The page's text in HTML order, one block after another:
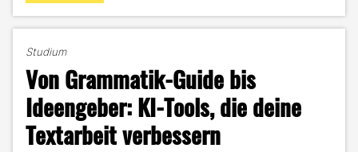
Intelligenz
Deine
Helfer
im
Uni-
Alltag"
Studium
Von Grammatik-Guide bis
Ideengeber: KI-Tools, die deine
Textarbeit verbessern